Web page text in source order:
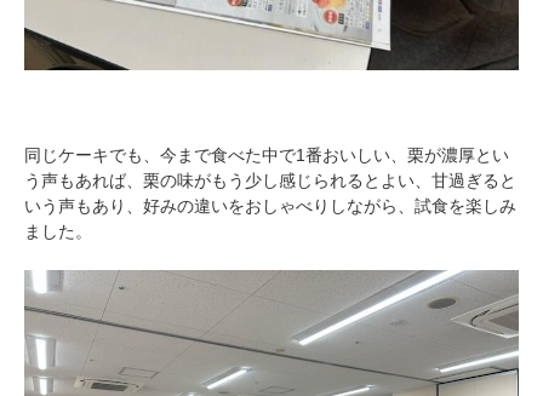
同じケーキでも、今まで食べた中で1番おいしい、栗が濃厚とい
う声もあれば、栗の味がもう少し感じられるとよい、甘過ぎると
いう声もあり、好みの違いをおしゃべりしながら、試食を楽しみ
ました。